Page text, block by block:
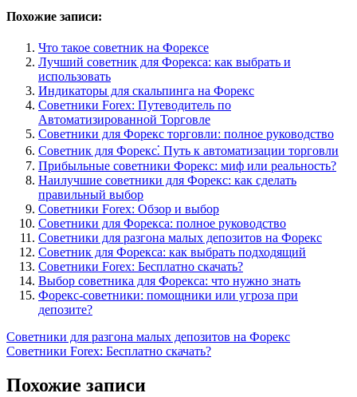
Похожие записи:
Что такое советник на Форексе
Лучший советник для Форекса: как выбрать и
использовать
Индикаторы для скальпинга на Форекс
Советники Forex: Путеводитель по
Автоматизированной Торговле
Советники для Форекс торговли: полное руководство
Советник для Форекс⁚ Путь к автоматизации торговли
Прибыльные советники Форекс: миф или реальность?
Наилучшие советники для Форекс: как сделать
правильный выбор
Советники Forex: Обзор и выбор
Советники для Форекса: полное руководство
Советники для разгона малых депозитов на Форекс
Советник для Форекса: как выбрать подходящий
Советники Forex: Бесплатно скачать?
Выбор советника для Форекса: что нужно знать
Форекс-советники: помощники или угроза при
депозите?
Навигация
по
записям
Советники для разгона малых депозитов на Форекс
Советники Forex: Бесплатно скачать?
Похожие записи